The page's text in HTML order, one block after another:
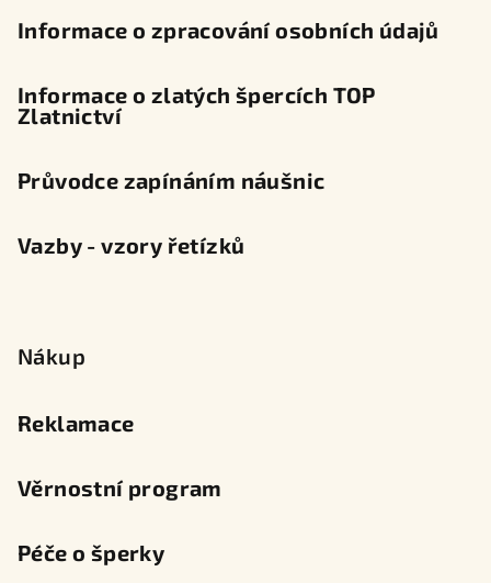
Informace o zpracování osobních údajů
Informace o zlatých špercích TOP
Zlatnictví
Průvodce zapínáním náušnic
Vazby - vzory řetízků
Nákup
Reklamace
Věrnostní program
Péče o šperky